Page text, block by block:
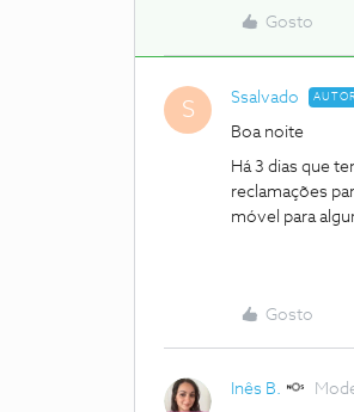
Gosto
S Ssalvado
Boa noite
Há 3 dias que
reclamações
móvel para
Gosto
Inês B.